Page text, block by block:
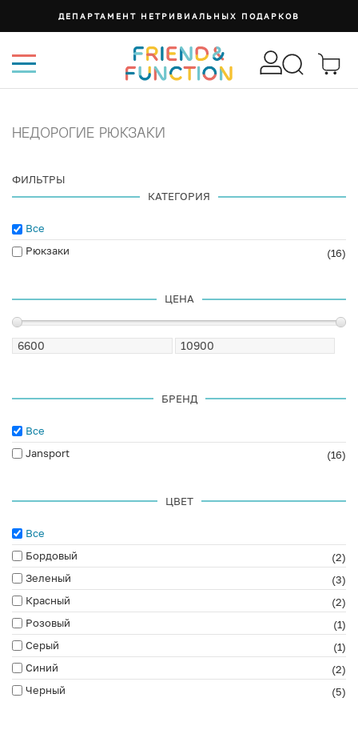
ДЕПАРТАМЕНТ НЕТРИВИАЛЬНЫХ ПОДАРКОВ
НЕДОРОГИЕ РЮКЗАКИ
ФИЛЬТРЫ
КАТЕГОРИЯ
Все
Рюкзаки
(16)
ЦЕНА
БРЕНД
Все
Jansport
(16)
ЦВЕТ
Все
Бордовый
(2)
Зеленый
(3)
Красный
(2)
Розовый
(1)
Серый
(1)
Синий
(2)
Черный
(5)